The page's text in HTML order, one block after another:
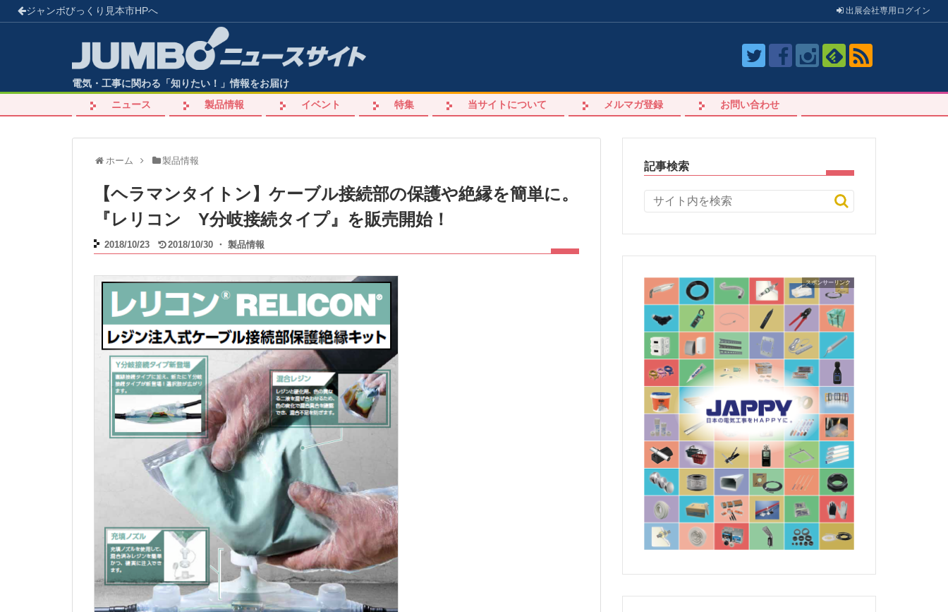
ジャンボびっくり見本市HPへ 出展会社専用 ログイン
電気・工事に関わる「知りたい！」情報をお届け
ニュース
製品情報 イベント 特集 当サイトについて メルマガ登録 お問い合わせ
ホーム 製品情報
【ヘラマンタイトン】ケーブル接続部の保護や絶縁を簡単に。
『レリコン Y分岐接続タイプ』を販売開始！
2018/10/23 2018/10/30・ 製品情報
記事検索